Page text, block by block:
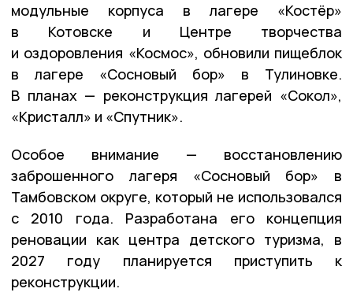
модульные корпуса в лагере «Костёр»
в Котовске и Центре творчества
и оздоровления «Космос», обновили пищеблок
в лагере «Сосновый бор» в Тулиновке.
В планах — реконструкция лагерей «Сокол»,
«Кристалл» и «Спутник».
Особое внимание — восстановлению
заброшенного лагеря «Сосновый бор» в
Тамбовском округе, который не использовался
с 2010 года. Разработана его концепция
реновации как центра детского туризма, в
2027 году планируется приступить к
реконструкции.